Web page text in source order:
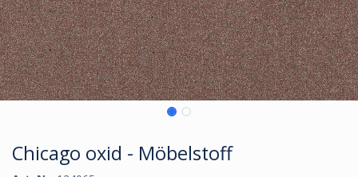
Chicago oxid - Möbelstoff